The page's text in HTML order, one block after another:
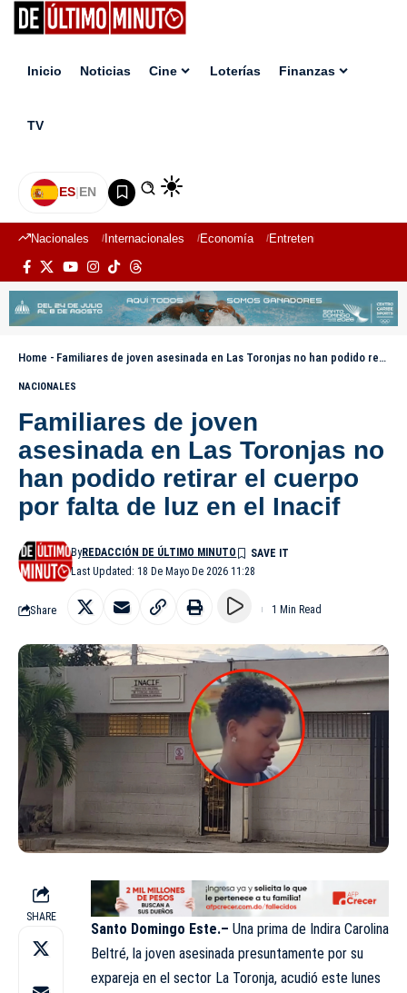
Inicio Noticias Cine Loterías Finanzas
TV
ES|EN
Nacionales Internacionales Economía Entretenimiento
Home - Familiares de joven asesinada en Las Toronjas no han podido retirar el cuerpo por falta de luz en el Inacif
NACIONALES
Familiares de joven
asesinada en Las Toronjas no
han podido retirar el cuerpo
por falta de luz en el Inacif
Last Updated: 18 De Mayo De 2026 11:28
ByREDACCIÓN DE ÚLTIMO MINUTO
Share 1 Min Read
SHARE
Santo Domingo Este.– Una prima de Indira Carolina
Beltré, la joven asesinada presuntamente por su
expareja en el sector La Toronja, acudió este lunes